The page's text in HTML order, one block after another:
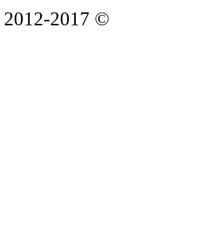
2012-2017 ©